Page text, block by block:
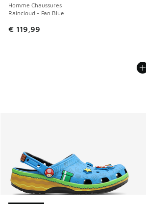
Homme Chaussures
Raincloud - Fan Blue
€ 119,99